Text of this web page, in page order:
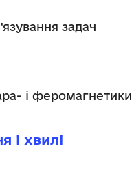
задач
і феромагнетики
і хвилі